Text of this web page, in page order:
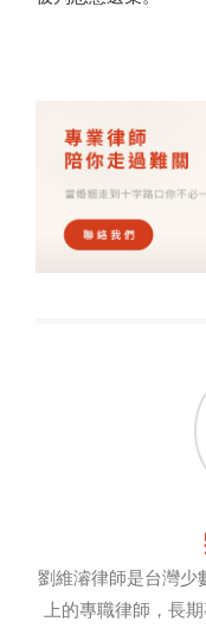
劉維濬律師是台灣少
上的專職律師，長